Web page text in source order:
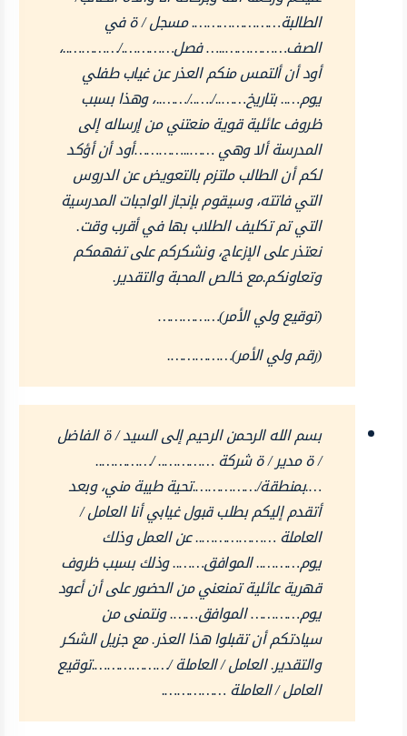
الطالبة…………………. مسجل / ة في
الصف……………..… فصل…………./…………..،
أود أن ألتمس منكم العذر عن غياب طفلي
يوم….. بتاريخ……../.…../……..، وهذا بسبب
ظروف عائلية قوية منعتني من إرساله إلى
المدرسة ألا وهي ……..…………أود أن أؤكد
لكم أن الطالب ملتزم بالتعويض عن الدروس
التي فاتته، وسيقوم بإنجاز الواجبات المدرسية
التي تم تكليف الطلاب بها في أقرب وقت.
نعتذر على الإزعاج، ونشكركم على تفهمكم
وتعاونكم.مع خالص المحبة والتقدير.
(توقيع ولي الأمر)……………
(رقم ولي الأمر)…………….
بسم الله الرحمن الرحيم إلى السيد / ة الفاضل
/ ة مدير / ة شركة ………….. /…………..
….بمنطقة/…………….تحية طيبة مني، وبعد
أتقدم إليكم بطلب قبول غيابي أنا العامل /
العاملة ……………….. عن العمل وذلك
يوم……….. الموافق…….. وذلك بسبب ظروف
قهرية عائلية تمنعني من الحضور على أن أعود
يوم………… الموافق……. ونتمنى من
سيادتكم أن تقبلوا هذا العذر. مع جزيل الشكر
والتقدير. العامل / العاملة /……………….توقيع
العامل / العاملة …………….